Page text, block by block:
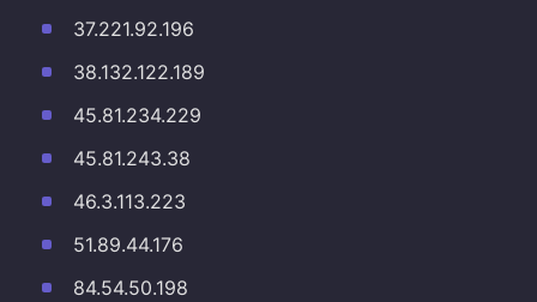
37.221.92.196
38.132.122.189
45.81.234.229
45.81.243.38
46.3.113.223
51.89.44.176
84.54.50.198